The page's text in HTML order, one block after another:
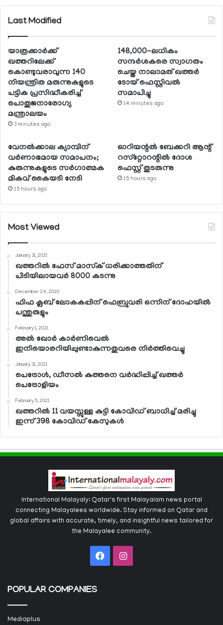
Last Modified
യാത്രക്കാര്‍ക്ക്
ഖത്തറിലേക്ക്
കൊണ്ടുവരാവുന്ന 140
നിയന്ത്രിത മരുന്നുകളുടെ
പട്ടിക പ്രസിദ്ധീകരിച്ച്
പൊതുജനാരോഗ്യ
മന്ത്രാലയം
3 minutes ago
148,000-ലധികം
സന്ദര്‍ശകരെ സ്വാഗതം
ചെയ്ത നാലാമത് ഖത്തര്‍
ടോയ് ഫെസ്റ്റിവല്‍
സമാപിച്ചു
14 minutes ago
വേനല്‍ക്കാല ക്യാമ്പിന്
വര്‍ണാഭമായ സമാപനം;
കുരുന്നുകളുടെ സര്‍ഗാത്മക
മികവ് കൈയടി നേടി
15 hours ago
ഓറിയന്റല്‍ ബേക്കറി ആന്റ്
റസ്‌റ്റോറന്റില്‍ ദോശ
ഫെസ്റ്റ് തുടരുന്നു
15 hours ago
Most Viewed
January 31, 2021
ഖത്തറില്‍ ഫേസ് മാസ്‌ക് ധരിക്കാത്തതിന്
പിടിയിലായവര്‍ 8000 കടന്നു
December 24, 2020
ഫിഫ ക്ലബ് ലോകകപ്പിന് ഫെബ്രുവരി ഒന്നിന് ദോഹയില്‍
പന്തുരുളും
February 1, 2021
അല്‍ ഖോര്‍ കാര്‍ണിവെല്‍
ഇനിയൊരറിയിപ്പുണ്ടാകുന്നതുവരെ നിര്‍ത്തിവെച്ചു
January 31, 2021
പെട്രോള്‍, ഡീസല്‍ കുത്തനെ വര്‍ദ്ധിപ്പിച്ച് ഖത്തര്‍
പെട്രോളിയം
February 5, 2021
ഖത്തറില്‍ 11 വയസ്സുള്ള കുട്ടി കോവിഡ് ബാധിച്ച് മരിച്ചു
ഇന്ന് 398 കോവിഡ് കേസുകള്‍
International Malayaly: Qatar's first Malayalam news portal
connecting Malayalees worldwide. Stay informed on Qatar and
global affairs with accurate, timely, and insightful news tailored for
the Malayalee community.
FacebookInstagram
POPULAR COMPANIES
Mediaplus